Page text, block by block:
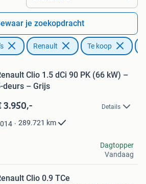
je zoekopdracht
Renault Te koop
Clio 1.5 dCi 90 PK (66 kW) –
deurs – Grijs
3.950,- Details
289.721 km
Dagtopper
Vandaag
Clio 0.9 TCe